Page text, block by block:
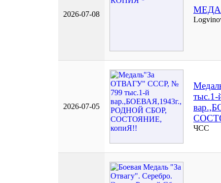
2026-07-08
2026-07-05
тыс.1-
ЧСС